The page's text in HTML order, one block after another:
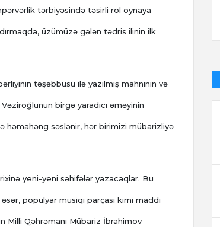
tərbiyəsində təsirli rol oynaya
üzümüzə gələn tədris ilinin ilk
təşəbbüsü ilə yazılmış mahnının və
birgə yaradıcı əməyinin
həmahəng səslənir, hər birimizi mübarizliyə
yeni-yeni səhifələr yazacaqlar. Bu
populyar musiqi parçası kimi maddi
Milli Qəhrəmanı Mübariz İbrahimov